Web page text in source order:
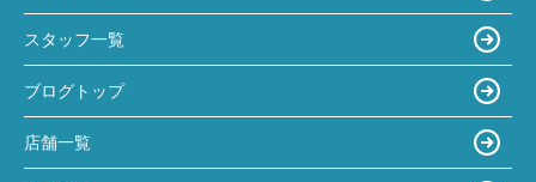
スタッフ一覧
ブログトップ
店舗一覧